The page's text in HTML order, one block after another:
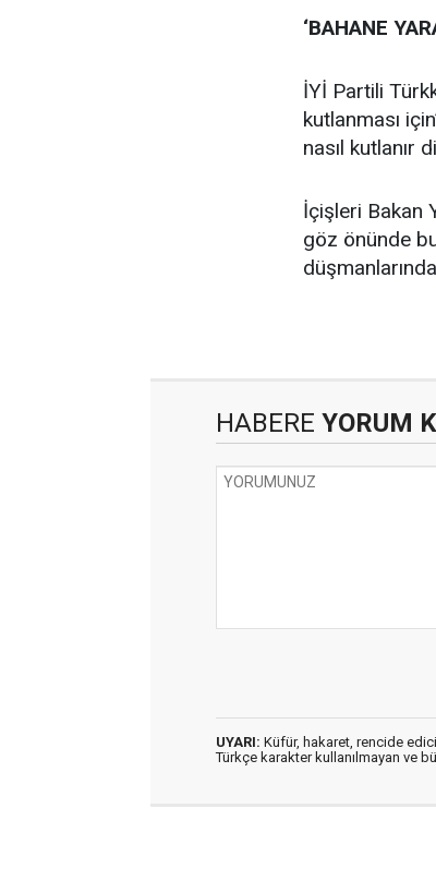
‘BAHANE
İYİ Partili
kutlanması
nasıl kutlanır
İçişleri Bakan
göz önünde
HABERE YORUM
UYARI: Küfür, hakaret, rencide
Türkçe karakter kullanılmayan ve